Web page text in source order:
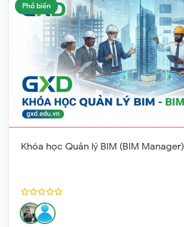
Phổ biến
Khóa học Quản lý BIM (BIM Manager)